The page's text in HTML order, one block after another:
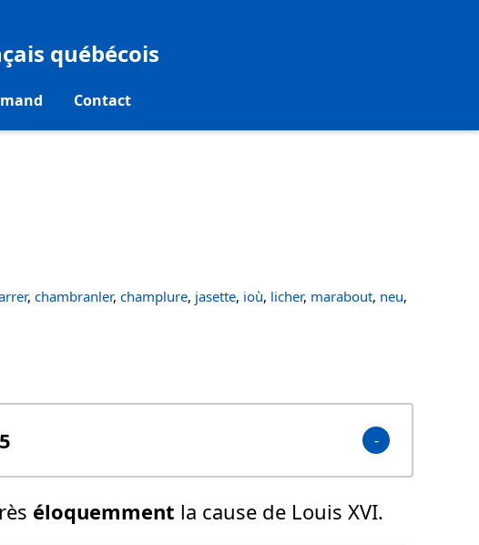
québécois
Contact
, chambranler, champlure, jasette, ioù, licher, marabout, neu,
éloquemment la cause de Louis XVI.